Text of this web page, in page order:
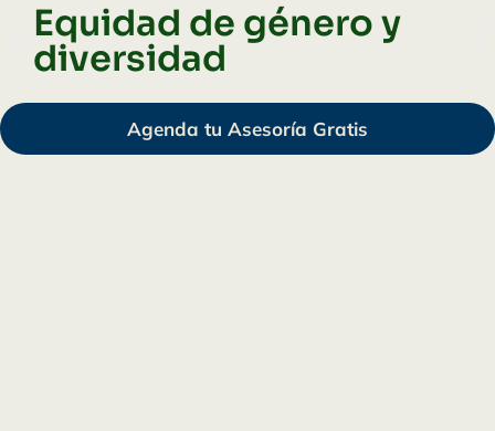
Equidad de género y
diversidad
Agenda tu Asesoría Gratis